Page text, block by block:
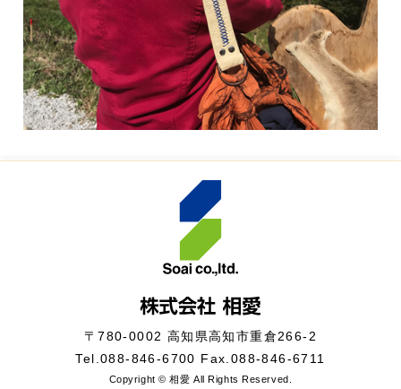
〒780-0002 高知県高知市重倉266-2
Tel. 088-846-6700 Fax.088-846-6711
Copyright © 相愛 All Rights Reserved.